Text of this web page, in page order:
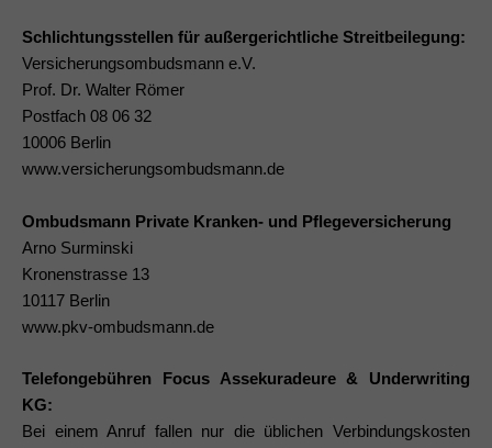
Schlichtungsstellen für außergerichtliche Streitbeilegung:
Versicherungsombudsmann e.V.
Prof. Dr. Walter Römer
Postfach 08 06 32
10006 Berlin
www.versicherungsombudsmann.de
Ombudsmann Private Kranken- und Pflegeversicherung
Arno Surminski
Kronenstrasse 13
10117 Berlin
www.pkv-ombudsmann.de
Telefongebühren Focus Assekuradeure & Underwriting
KG:
Bei einem Anruf fallen nur die üblichen Verbindungskosten